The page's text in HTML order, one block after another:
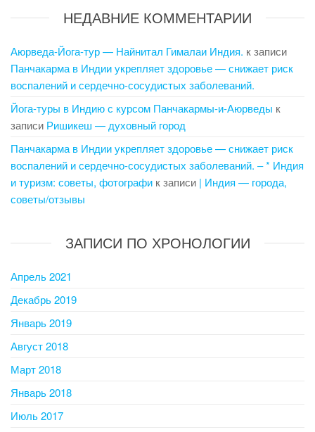
НЕДАВНИЕ КОММЕНТАРИИ
Аюрведа-Йога-тур — Найнитал Гималаи Индия. к записи
Панчакарма в Индии укрепляет здоровье — снижает риск
воспалений и сердечно-сосудистых заболеваний.
Йога-туры в Индию с курсом Панчакармы-и-Аюрведы к
записи Ришикеш — духовный город
Панчакарма в Индии укрепляет здоровье — снижает риск
воспалений и сердечно-сосудистых заболеваний. – * Индия
и туризм: советы, фотографи к записи | Индия — города,
советы/отзывы
ЗАПИСИ ПО ХРОНОЛОГИИ
Апрель 2021
Декабрь 2019
Январь 2019
Август 2018
Март 2018
Январь 2018
Июль 2017